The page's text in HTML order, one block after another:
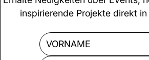
inspirierende Projekte direkt